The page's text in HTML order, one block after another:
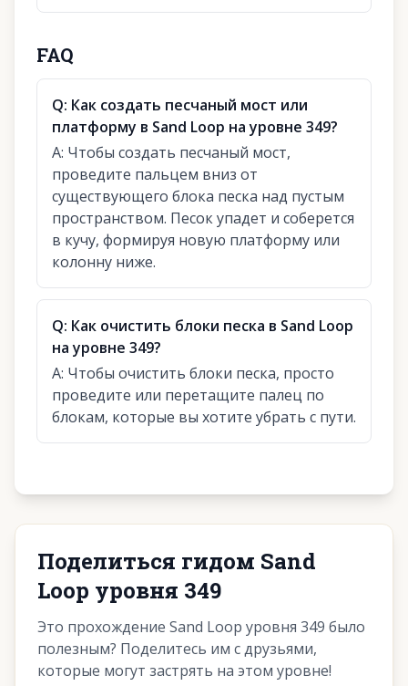
FAQ
Q: Как создать песчаный мост или
платформу в Sand Loop на уровне 349?
A: Чтобы создать песчаный мост,
проведите пальцем вниз от
существующего блока песка над пустым
пространством. Песок упадет и соберется
в кучу, формируя новую платформу или
колонну ниже.
Q: Как очистить блоки песка в Sand Loop
на уровне 349?
A: Чтобы очистить блоки песка, просто
проведите или перетащите палец по
блокам, которые вы хотите убрать с пути.
Поделиться гидом Sand
Loop уровня 349
Это прохождение Sand Loop уровня 349 было
полезным? Поделитесь им с друзьями,
которые могут застрять на этом уровне!